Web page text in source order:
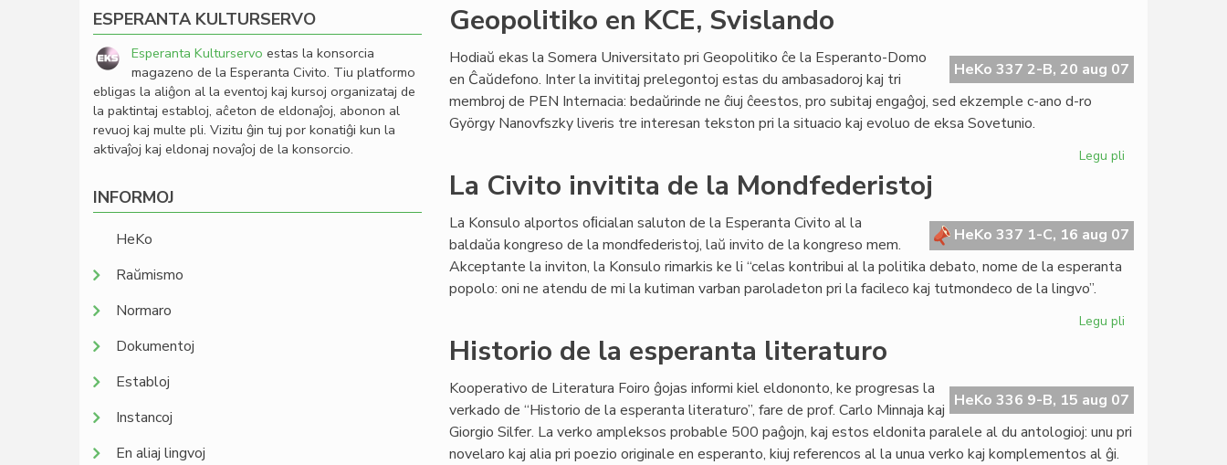
Tibeto
Geopolitiko en KCE, Svislando
HeKo 337 2-B, 20 aug 07
Hodiaŭ ekas la Somera Universitato pri Geopolitiko ĉe la Esperanto-Domo
en Ĉaŭdefono. Inter la invititaj prelegontoj estas du ambasadoroj kaj tri
membroj de PEN Internacia: bedaŭrinde ne ĉiuj ĉeestos, pro subitaj engaĝoj, sed ekzemple c-ano d-ro
György Nanovfszky liveris tre interesan tekston pri la situacio kaj evoluo de eksa Sovetunio.
Legu pli
Svislando
La Civito invitita de la Mondfederistoj
HeKo 337 1-C, 16 aug 07
La Konsulo alportos oﬁcialan saluton de la Esperanta Civito al la
baldaŭa kongreso de la mondfederistoj, laŭ invito de la kongreso mem.
Akceptante la inviton, la Konsulo rimarkis ke li “celas kontribui al la politika debato, nome de la esperanta
popolo: oni ne atendu de mi la kutiman varban paroladeton pri la facileco kaj tutmondeco de la lingvo”.
Legu pli
de
la
Mondfederistoj
Historio de la esperanta literaturo
HeKo 336 9-B, 15 aug 07
Kooperativo de Literatura Foiro ĝojas informi kiel eldononto, ke progresas la
verkado de “Historio de la esperanta literaturo”, fare de prof. Carlo Minnaja kaj
Giorgio Silfer. La verko ampleksos probable 500 paĝojn, kaj estos eldonita paralele al du antologioj: unu pri
novelaro kaj alia pri poezio originale en esperanto, kiuj referencos al la unua verko kaj komplementos al ĝi.
ESPERANTA KULTURSERVO
Esperanta Kulturservo estas la konsorcia
magazeno de la Esperanta Civito. Tiu platformo
ebligas la aliĝon al la eventoj kaj kursoj organizataj de
la paktintaj establoj, aĉeton de eldonaĵoj, abonon al
revuoj kaj multe pli. Vizitu ĝin tuj por konatiĝi kun la
aktivaĵoj kaj eldonaj novaĵoj de la konsorcio.
INFORMOJ
HeKo
Raŭmismo
Normaro
Dokumentoj
Establoj
Instancoj
En aliaj lingvoj